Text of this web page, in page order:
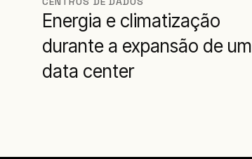
Energia e climatização
durante a expansão de um
data center